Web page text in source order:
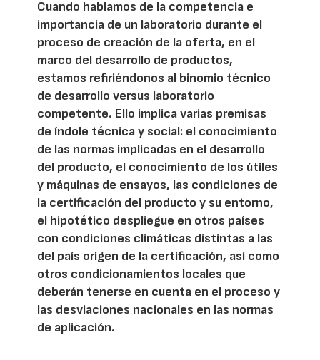
Cuando hablamos de la competencia e
importancia de un laboratorio durante el
proceso de creación de la oferta, en el
marco del desarrollo de productos,
estamos refiriéndonos al binomio técnico
de desarrollo versus laboratorio
competente. Ello implica varias premisas
de índole técnica y social: el conocimiento
de las normas implicadas en el desarrollo
del producto, el conocimiento de los útiles
y máquinas de ensayos, las condiciones de
la certificación del producto y su entorno,
el hipotético despliegue en otros países
con condiciones climáticas distintas a las
del país origen de la certificación, así como
otros condicionamientos locales que
deberán tenerse en cuenta en el proceso y
las desviaciones nacionales en las normas
de aplicación.